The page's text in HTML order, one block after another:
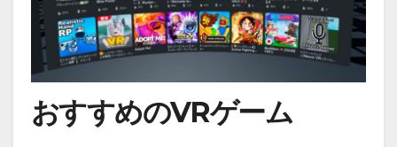
おすすめのVRゲーム